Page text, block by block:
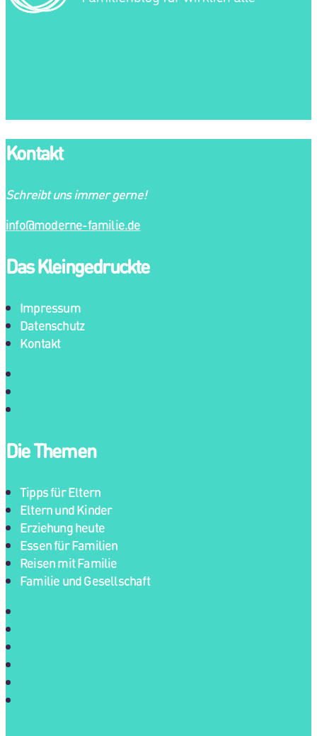
Kontakt
Schreibt uns immer gerne!
info@moderne-familie.de
Das Kleingedruckte
Impressum
Datenschutz
Kontakt
Die Themen
Tipps für Eltern
Eltern und Kinder
Erziehung heute
Essen für Familien
Reisen mit Familie
Familie und Gesellschaft